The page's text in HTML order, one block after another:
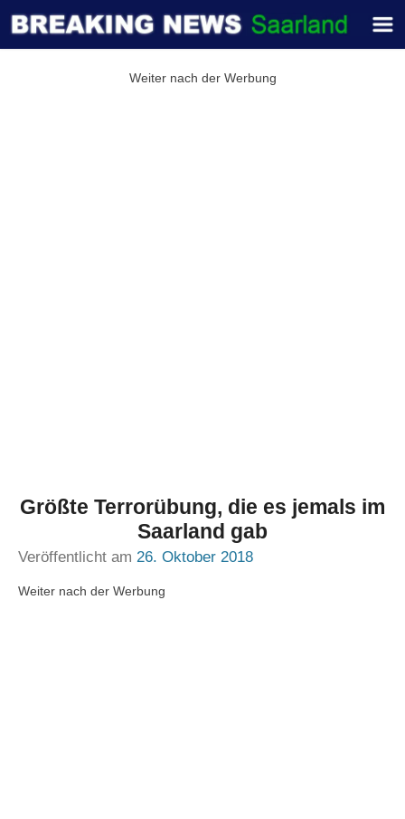
Weiter nach der Werbung
Größte Terrorübung, die es jemals im
Saarland gab
Veröffentlicht am 26. Oktober 2018
Weiter nach der Werbung